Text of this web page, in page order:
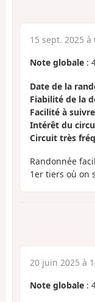
15 sept. 2025 à
Note globale :
Date de la
Fiabilité de la
Facilité à
Intérêt du
Circuit très
Randonnée
1er tiers où on
20 juin 2025 à
Note globale :